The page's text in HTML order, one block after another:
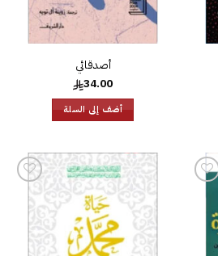
أصدقائي
34.00
أضف إلى السلة
قائمة
الرغبات
إلى
قائمة
الرغبات